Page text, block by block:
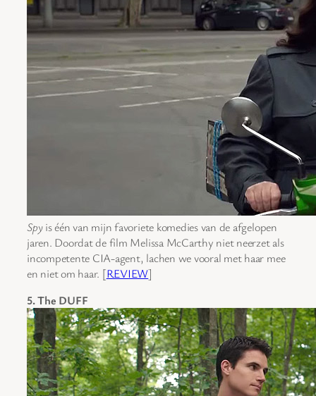
Spyis één van mijn favoriete komedies van de afgelopen
jaren. Doordat de film Melissa McCarthy niet neerzet als
incompetente CIA-agent, lachen we vooral met haar mee
en niet om haar. [REVIEW]
5. The DUFF